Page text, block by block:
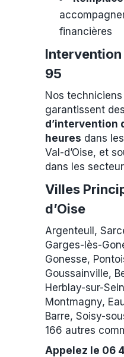
financières
Intervention
95
Nos
garantissent des
d’intervention
heures dans
Val-d’Oise, et
dans les
Villes
d’Oise
Argenteuil,
Garges-lès-
Gonesse,
Goussainville,
Herblay-sur-
Montmagny,
Barre, Soisy-
166 autres
Appelez le 06